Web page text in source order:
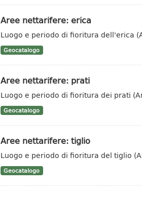
Aree nettarifere: erica
Luogo e periodo di fioritura dell'erica
Geocatalogo
Aree nettarifere: prati
Luogo e periodo di fioritura dei prati
Geocatalogo
Aree nettarifere: tiglio
Luogo e periodo di fioritura del tiglio
Geocatalogo